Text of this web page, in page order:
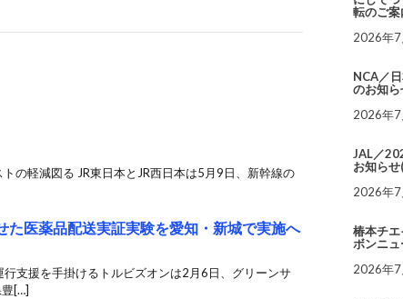
の軽減図る JR東日本とJR西日本は5月9日、新幹線の
た医薬品配送実証実験を愛知・新城で実施へ
支援を手掛けるトルビズオンは2月6日、グリーンサ
[…]
転のご案
2026年7
NCA／
のお知
2026年7
JAL／
お知らせ
2026年7
椿本チ
ボンニ
2026年7